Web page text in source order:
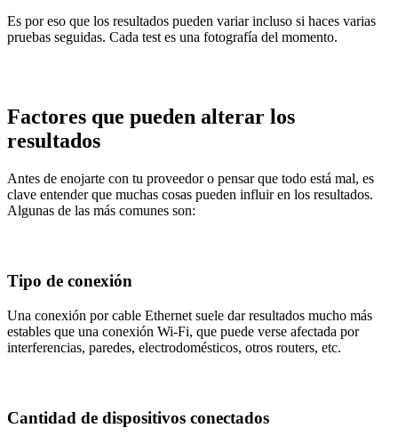
Es por eso que los resultados pueden variar incluso si haces varias
pruebas seguidas. Cada test es una fotografía del momento.
Factores que pueden alterar los
resultados
Antes de enojarte con tu proveedor o pensar que todo está mal, es
clave entender que muchas cosas pueden influir en los resultados.
Algunas de las más comunes son:
Tipo de conexión
Una conexión por cable Ethernet suele dar resultados mucho más
estables que una conexión Wi-Fi, que puede verse afectada por
interferencias, paredes, electrodomésticos, otros routers, etc.
Cantidad de dispositivos conectados